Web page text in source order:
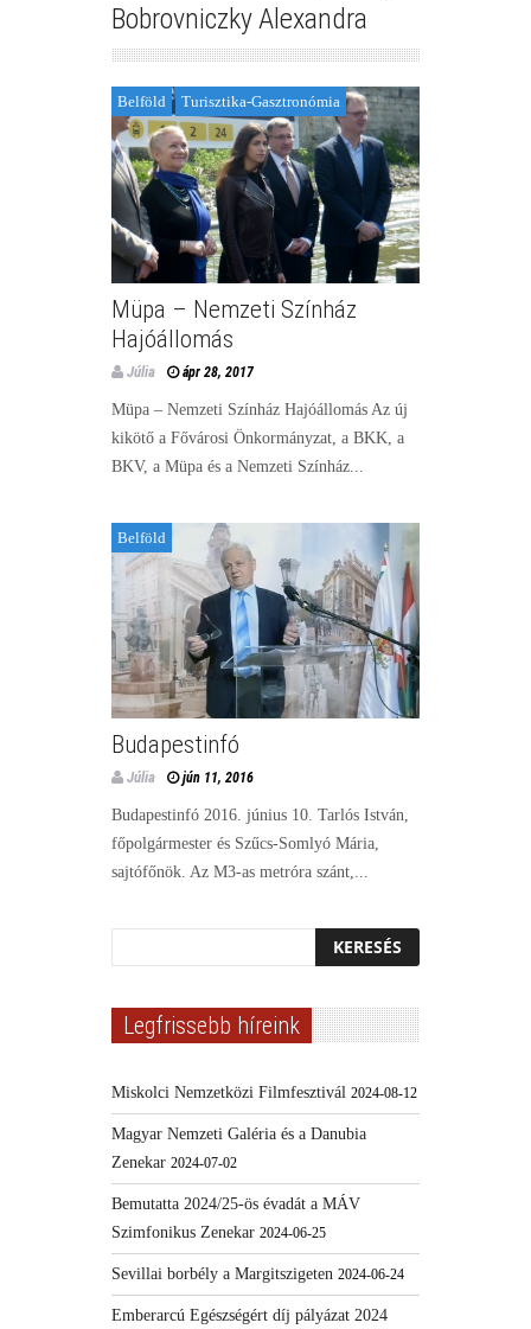
Bobrovniczky Alexandra
Belföld Turisztika-Gasztronómia
Müpa – Nemzeti Színház
Hajóállomás
Júlia ápr 28, 2017
Müpa – Nemzeti Színház Hajóállomás Az új
kikötő a Fővárosi Önkormányzat, a BKK, a
BKV, a Müpa és a Nemzeti Színház...
Belföld
Budapestinfó
Júlia jún 11, 2016
Budapestinfó 2016. június 10. Tarlós István,
főpolgármester és Szűcs-Somlyó Mária,
sajtófőnök. Az M3-as metróra szánt,...
Legfrissebb híreink
Miskolci Nemzetközi Filmfesztivál 2024-08-12
Magyar Nemzeti Galéria és a Danubia
Zenekar 2024-07-02
Bemutatta 2024/25-ös évadát a MÁV
Szimfonikus Zenekar 2024-06-25
Sevillai borbély a Margitszigeten 2024-06-24
Emberarcú Egészségért díj pályázat 2024